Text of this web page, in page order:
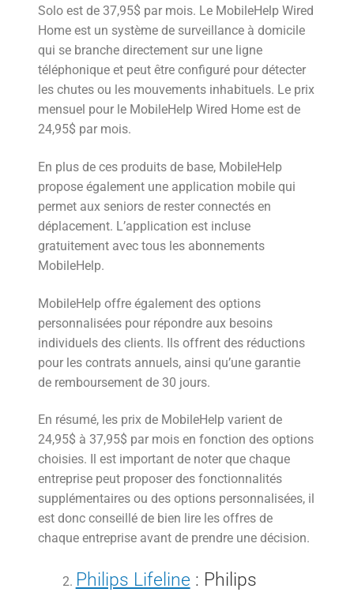
Solo est de 37,95$ par mois. Le MobileHelp Wired
Home est un système de surveillance à domicile
qui se branche directement sur une ligne
téléphonique et peut être configuré pour détecter
les chutes ou les mouvements inhabituels. Le prix
mensuel pour le MobileHelp Wired Home est de
24,95$ par mois.
En plus de ces produits de base, MobileHelp
propose également une application mobile qui
permet aux seniors de rester connectés en
déplacement. L’application est incluse
gratuitement avec tous les abonnements
MobileHelp.
MobileHelp offre également des options
personnalisées pour répondre aux besoins
individuels des clients. Ils offrent des réductions
pour les contrats annuels, ainsi qu’une garantie
de remboursement de 30 jours.
En résumé, les prix de MobileHelp varient de
24,95$ à 37,95$ par mois en fonction des options
choisies. Il est important de noter que chaque
entreprise peut proposer des fonctionnalités
supplémentaires ou des options personnalisées, il
est donc conseillé de bien lire les offres de
chaque entreprise avant de prendre une décision.
Philips Lifeline : Philips